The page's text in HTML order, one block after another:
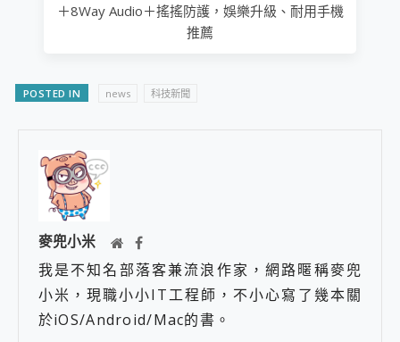
＋8Way Audio＋搖搖防護，娛樂升級、耐用手機
推薦
POSTED IN news 科技新聞
麥兜小米
我是不知名部落客兼流浪作家，網路暱稱麥兜
小米，現職小小IT工程師，不小心寫了幾本關
於iOS/Android/Mac的書。